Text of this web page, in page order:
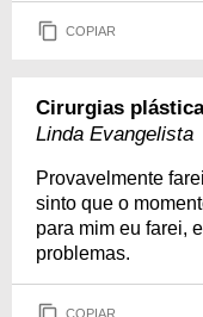
COPIAR
Cirurgias
Linda Evangelista
Provavelmente
sinto que o
para mim eu farei,
problemas.
COPIAR